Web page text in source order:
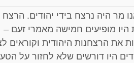
היה נרצח בידי יהודים. הרצח
מופיעים חמישה מאמרי זעם –
את הרצחנות היהודית וקוראים
היו דורשים שלא לחזור על